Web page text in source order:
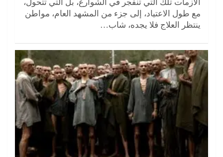
الأزمات تلك التي تنفجر في الشوارع، بل التي تتحول،
مع طول الاعتياد، إلى جزء من المشهد العام، مواطن
ينتظر العلاج فلا يجده، شاب…